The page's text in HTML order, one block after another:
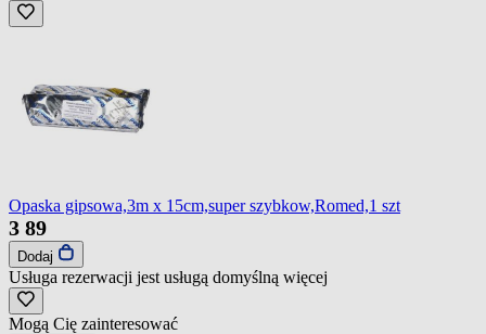
Opaska gipsowa,3m x 15cm,super szybkow,Romed,1 szt
3 89
Dodaj
Usługa rezerwacji jest usługą domyślną więcej
Mogą Cię zainteresować